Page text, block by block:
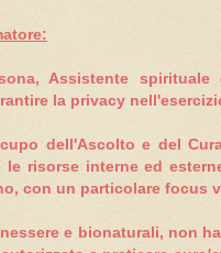
Assistente spirituale
la privacy
dell'Ascolto e del
risorse interne ed
con un particolare focus
e bionaturali, non